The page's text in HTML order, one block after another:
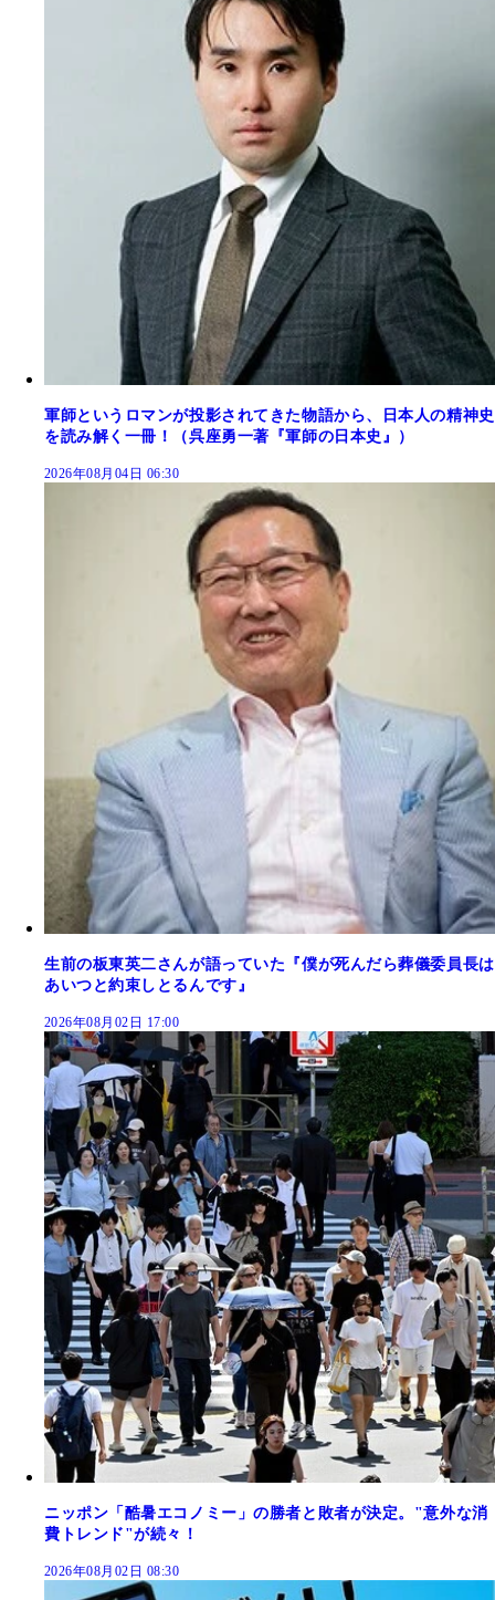
軍師というロマンが投影されてきた物語から、日本人の精神史
を読み解く一冊！（呉座勇一著『軍師の日本史』）
2026年08月04日 06:30
生前の板東英二さんが語っていた『僕が死んだら葬儀委員長は
あいつと約束しとるんです』
2026年08月02日 17:00
ニッポン「酷暑エコノミー」の勝者と敗者が決定。"意外な消
費トレンド"が続々！
2026年08月02日 08:30